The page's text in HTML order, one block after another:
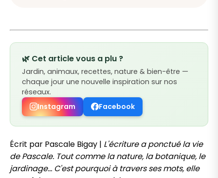
🌿 Cet article vous a plu ?
Jardin, animaux, recettes, nature & bien-être —
chaque jour une nouvelle inspiration sur nos
réseaux.
Instagram
Facebook
Écrit par Pascale Bigay | L'écriture a ponctué la vie
de Pascale. Tout comme la nature, la botanique, le
jardinage... C'est pourquoi à travers ses mots, elle